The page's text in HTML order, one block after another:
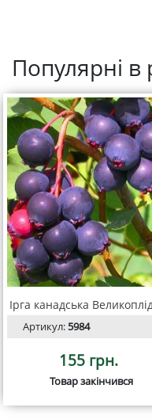
Популярні в
Ірга канадська
Артикул:5984
155 грн.
Товар закінчився